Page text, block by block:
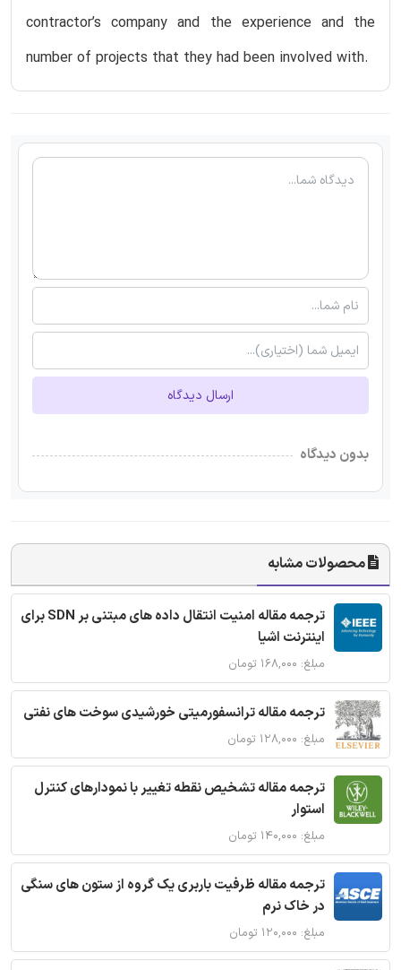
contractor’s company and the experience and the
number of projects that they had been involved with.
ارسال دیدگاه
بدون دیدگاه
محصولات مشابه
ترجمه مقاله امنیت انتقال داده های مبتنی بر SDN برای
اینترنت اشیا
مبلغ: ۱۶۸,۰۰۰ تومان
ترجمه مقاله ترانسفورمیتی خورشیدی سوخت های نفتی
مبلغ: ۱۲۸,۰۰۰ تومان
ترجمه مقاله تشخیص نقطه تغییر با نمودارهای کنترل
استوار
مبلغ: ۱۴۰,۰۰۰ تومان
ترجمه مقاله ظرفیت باربری یک گروه از ستون های سنگی
در خاک نرم
مبلغ: ۱۲۰,۰۰۰ تومان